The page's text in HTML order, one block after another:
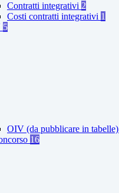
Contratti integrativi 2
Costi contratti integrativi 1
5
OIV (da pubblicare in tabelle)
16